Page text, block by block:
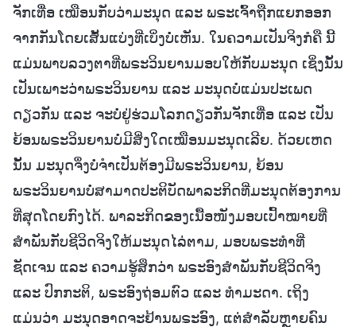
ຈັກເທື່ອ ເໝືອນກັບວ່າມະນຸດ ແລະ ພຣະເຈົ້າຖືກແຍກອອກ
ຈາກກັນໂດຍເສັ້ນແບ່ງທີ່ເບິ່ງບໍ່ເຫັນ. ໃນຄວາມເປັນຈິງກໍຄື ນີ້
ແມ່ນພາບລວງຕາທີ່ພຣະວິນຍານມອບໃຫ້ກັບມະນຸດ ເຊິ່ງນັ້ນ
ເປັນເພາະວ່າພຣະວິນຍານ ແລະ ມະນຸດບໍ່ແມ່ນປະເພດ
ດຽວກັນ ແລະ ຈະບໍ່ຢູ່ຮ່ວມໂລກດຽວກັນຈັກເທື່ອ ແລະ ເປັນ
ຍ້ອນພຣະວິນຍານບໍ່ມີສິ່ງໃດເໝືອນມະນຸດເລີຍ. ດ້ວຍເຫດ
ນັ້ນ ມະນຸດຈຶ່ງບໍ່ຈຳເປັນຕ້ອງມີພຣະວິນຍານ, ຍ້ອນ
ພຣະວິນຍານບໍ່ສາມາດປະຕິບັດພາລະກິດທີ່ມະນຸດຕ້ອງການ
ທີ່ສຸດໂດຍກົງໄດ້. ພາລະກິດຂອງເນື້ອໜັງມອບເປົ້າໝາຍທີ່
ສຳພັນກັບຊີວິດຈິງໃຫ້ມະນຸດໄລ່ຕາມ, ມອບພຣະທຳທີ່
ຊັດເຈນ ແລະ ຄວາມຮູ້ສຶກວ່າ ພຣະອົງສຳພັນກັບຊີວິດຈິງ
ແລະ ປົກກະຕິ, ພຣະອົງຖ່ອມຕົວ ແລະ ທຳມະດາ. ເຖິງ
ແມ່ນວ່າ ມະນຸດອາດຈະຢ້ານພຣະອົງ, ແຕ່ສຳລັບຫຼາຍຄົນ